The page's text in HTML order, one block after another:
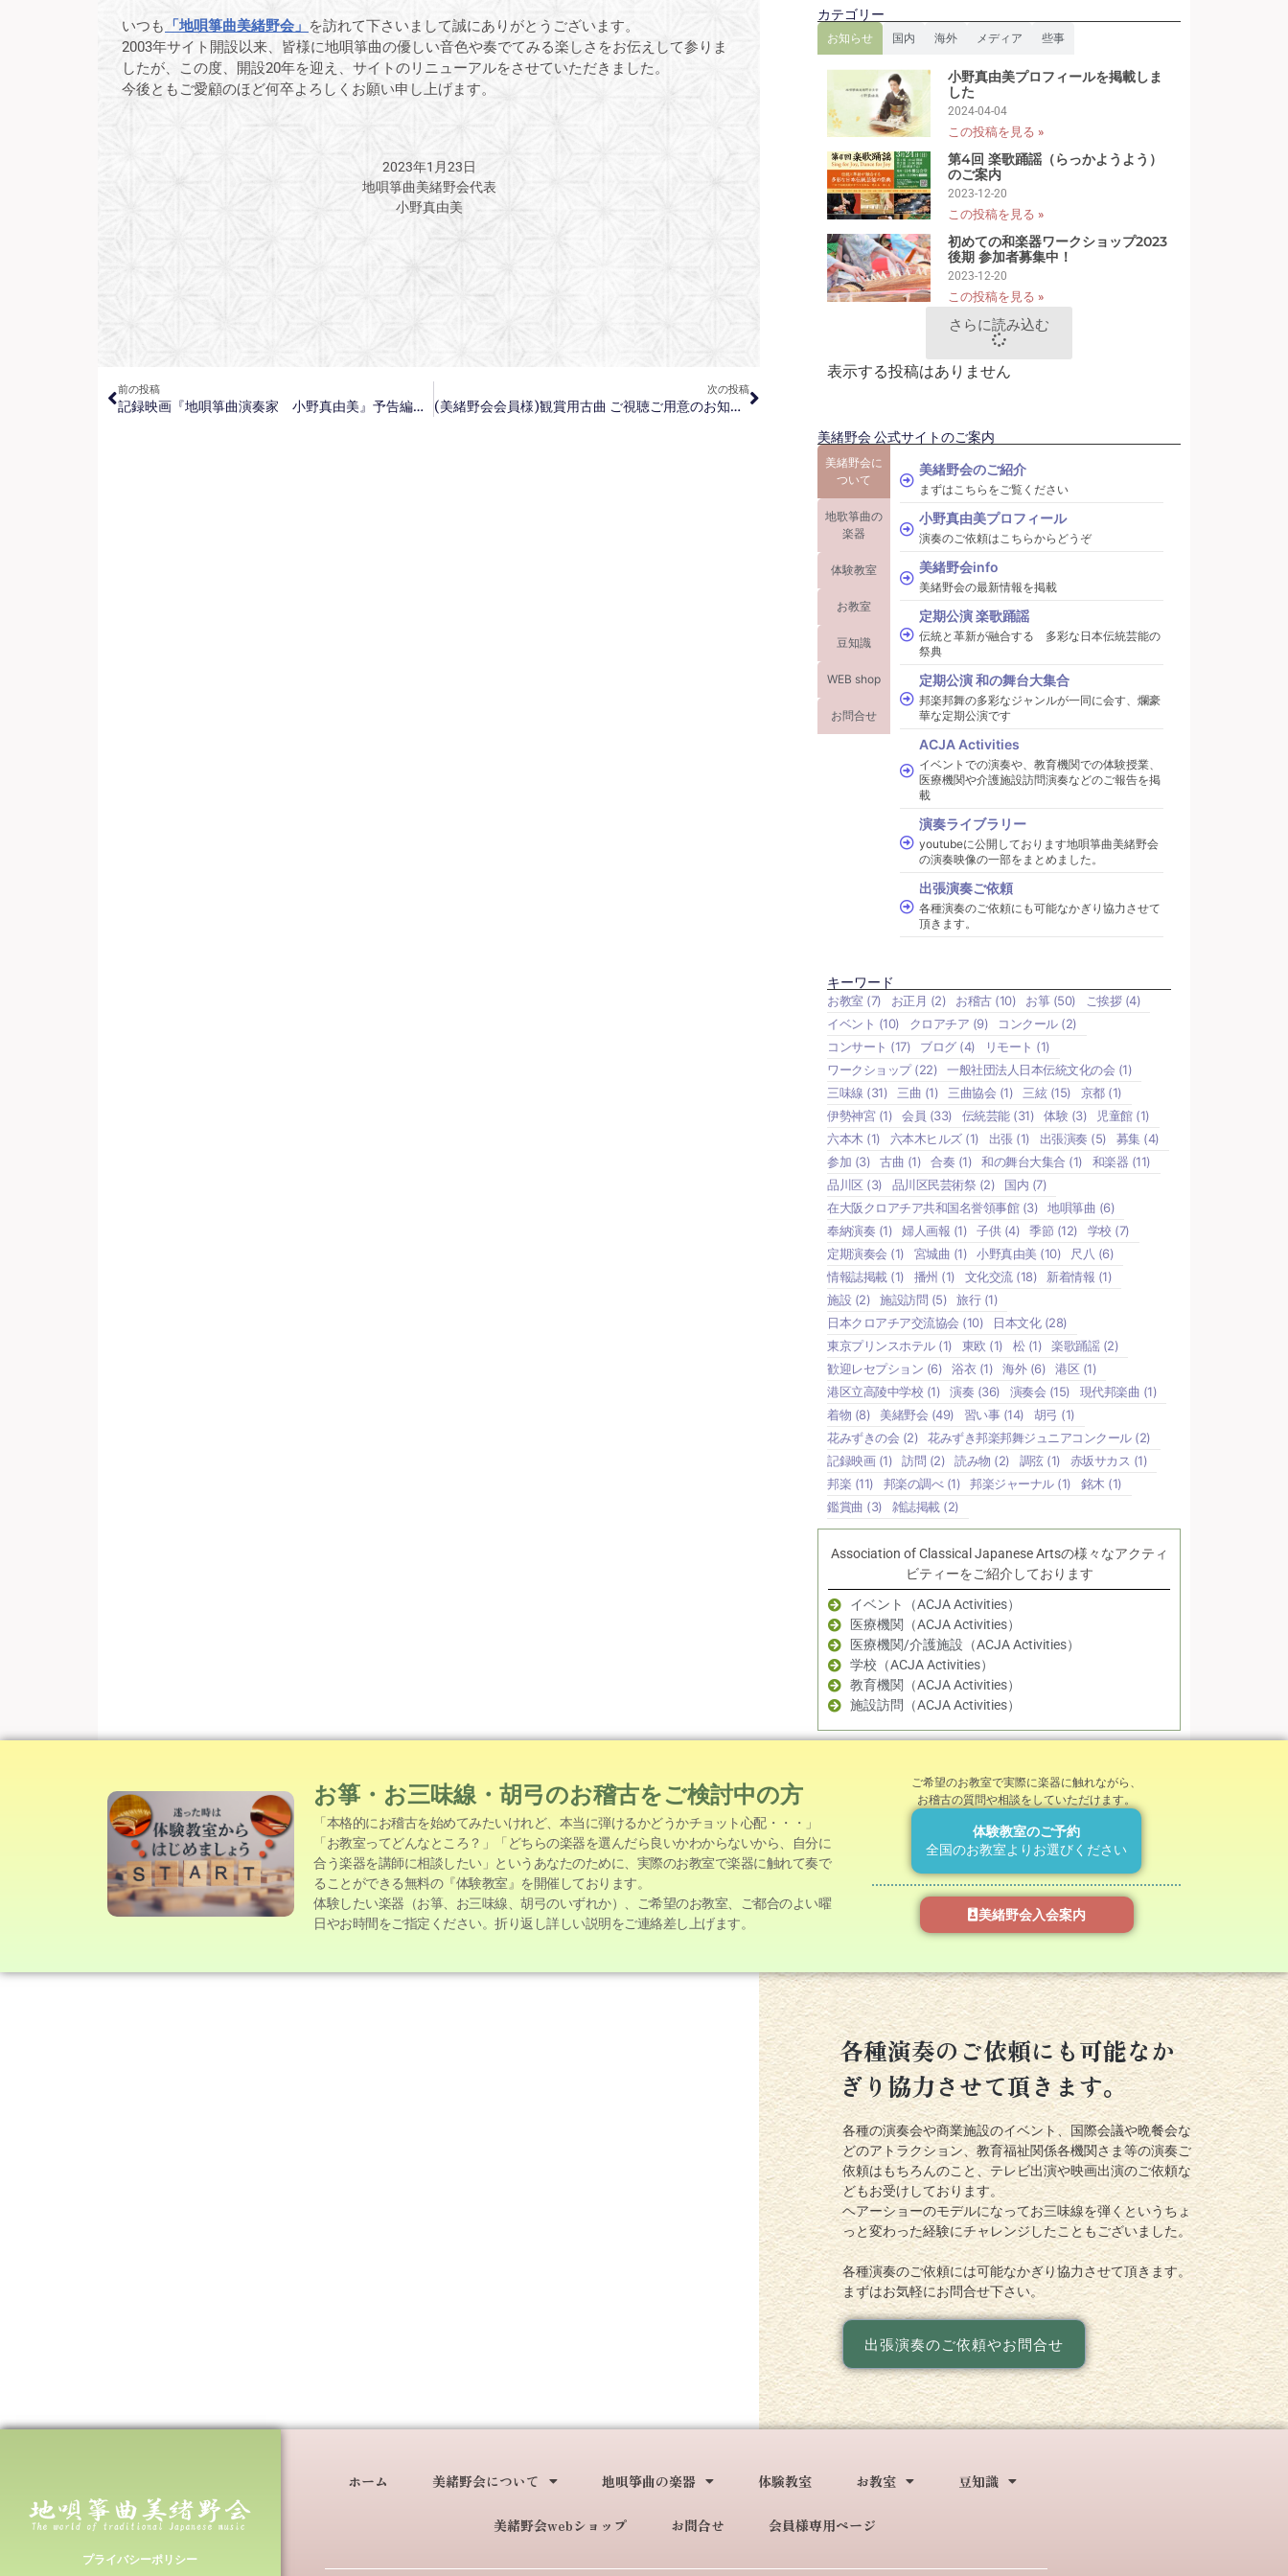
いつも 「地唄箏曲美緒野会」 を訪れて下さいまして誠にありがとうございます。
2003年サイト開設以来、皆様に地唄箏曲の優しい音色や奏でてみる楽しさをお伝えして参りま
したが、この度、開設20年を迎え、サイトのリニューアルをさせていただきました。
今後ともご愛顧のほど何卒よろしくお願い申し上げます。
2023年1月23日
地唄箏曲美緒野会代表
小野真由美
前の投稿
記録映画『地唄箏曲演奏家 小野真由美』予告編公開中
次の投稿
(美緒野会会員様)観賞用古曲 ご視聴ご用意のお知らせ
カテゴリー
お知らせ 国内 海外 メディア 些事
小野真由美プロフィールを掲載しま
した
2024-04-04
この投稿を見る »
第4回 楽歌踊謡（らっかようよう）
のご案内
2023-12-20
この投稿を見る »
初めての和楽器ワークショップ2023
後期 参加者募集中！
2023-12-20
この投稿を見る »
さらに読み込む
表示する投稿はありません
美緒野会 公式サイトのご案内
美緒野会に
ついて
地歌箏曲の
楽器
体験教室
お教室
豆知識
WEB shop
お問合せ
美緒野会のご紹介
まずはこちらをご覧ください
小野真由美プロフィール
演奏のご依頼はこちらからどうぞ
美緒野会info
美緒野会の最新情報を掲載
定期公演 楽歌踊謡
伝統と革新が融合する 多彩な日本伝統芸能の
祭典
定期公演 和の舞台大集合
邦楽邦舞の多彩なジャンルが一同に会す、爛豪
華な定期公演です
ACJA Activities
イベントでの演奏や、教育機関での体験授業、
医療機関や介護施設訪問演奏などのご報告を掲
載
演奏ライブラリー
youtubeに公開しております地唄箏曲美緒野会
の演奏映像の一部をまとめました。
出張演奏ご依頼
各種演奏のご依頼にも可能なかぎり協力させて
頂きます。
キーワード
お教室 (7) お正月 (2) お稽古(10) お箏(50) ご挨拶(4)
イベント (10) クロアチア (9) コンクール(2)
コンサート (17) ブログ(4) リモート (1)
ワークショップ(22) 一般社団法人日本伝統文化の会 (1)
三味線 (31) 三曲 (1) 三曲協会 (1) 三絃(15) 京都(1)
伊勢神宮(1) 会員 (33) 伝統芸能(31) 体験(3) 児童館(1)
六本木 (1) 六本木ヒルズ(1) 出張(1) 出張演奏 (5) 募集 (4)
参加 (3) 古曲 (1) 合奏 (1) 和の舞台大集合 (1) 和楽器 (11)
品川区 (3) 品川区民芸術祭 (2) 国内 (7)
在大阪クロアチア共和国名誉領事館(3) 地唄箏曲 (6)
奉納演奏 (1) 婦人画報 (1) 子供(4) 季節 (12) 学校 (7)
定期演奏会 (1) 宮城曲 (1) 小野真由美 (10) 尺八 (6)
情報誌掲載(1) 播州 (1) 文化交流(18) 新着情報 (1)
施設 (2) 施設訪問 (5) 旅行(1)
日本クロアチア交流協会 (10) 日本文化(28)
東京プリンスホテル(1) 東欧 (1) 松(1) 楽歌踊謡(2)
歓迎レセプション (6) 浴衣 (1) 海外(6) 港区 (1)
港区立高陵中学校 (1) 演奏 (36) 演奏会 (15) 現代邦楽曲 (1)
着物 (8) 美緒野会 (49) 習い事(14) 胡弓 (1)
花みずきの会 (2) 花みずき邦楽邦舞ジュニアコンクール(2)
記録映画(1) 訪問 (2) 読み物 (2) 調弦(1) 赤坂サカス (1)
邦楽 (11) 邦楽の調べ(1) 邦楽ジャーナル(1) 銘木 (1)
鑑賞曲 (3) 雑誌掲載(2)
Association of Classical Japanese Artsの様々なアクティ
ビティーをご紹介しております
イベント（ACJA Activities）
医療機関（ACJA Activities）
医療機関/介護施設（ACJA Activities）
学校（ACJA Activities）
教育機関（ACJA Activities）
施設訪問（ACJA Activities）
お箏・お三味線・胡弓のお稽古をご検討中の方
「本格的にお稽古を始めてみたいけれど、本当に弾けるかどうかチョット心配・・・」
「お教室ってどんなところ？」「どちらの楽器を選んだら良いかわからないから、自分に
合う楽器を講師に相談したい」というあなたのために、実際のお教室で楽器に触れて奏で
ることができる無料の『体験教室』を開催しております。
体験したい楽器（お箏、お三味線、胡弓のいずれか）、ご希望のお教室、ご都合のよい曜
日やお時間をご指定ください。折り返し詳しい説明をご連絡差し上げます。
ご希望のお教室で実際に楽器に触れながら、
お稽古の質問や相談をしていただけます。
体験教室のご予約
全国のお教室よりお選びください
美緒野会入会案内
各種演奏のご依頼にも可能なか
ぎり協力させて頂きます。
各種の演奏会や商業施設のイベント、国際会議や晩餐会な
どのアトラクション、教育福祉関係各機関さま等の演奏ご
依頼はもちろんのこと、テレビ出演や映画出演のご依頼な
どもお受けしております。
ヘアーショーのモデルになってお三味線を弾くというちょ
っと変わった経験にチャレンジしたこともございました。
各種演奏のご依頼には可能なかぎり協力させて頂きます。
まずはお気軽にお問合せ下さい。
出張演奏のご依頼やお問合せ
プライバシーポリシー
ホーム 美緒野会について 地唄箏曲の楽器 体験教室 お教室 豆知識
美緒野会webショップ お問合せ 会員様専用ページ